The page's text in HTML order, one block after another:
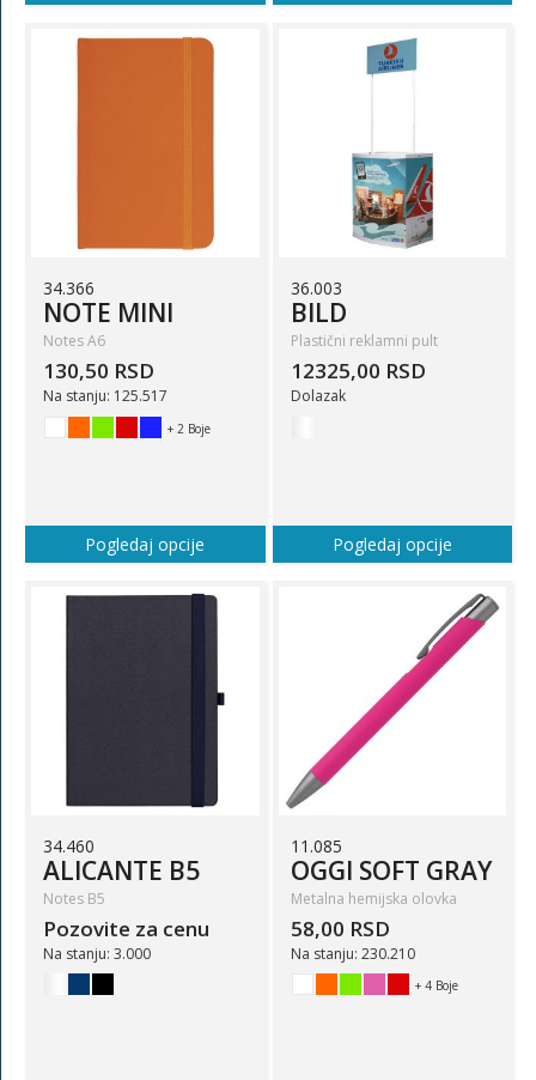
34.366
NOTE MINI
Notes A6
130,50 RSD
Na stanju: 125.517
+ 2 Boje
Pogledaj opcije
36.003
BILD
Plastični reklamni pult
12325,00 RSD
Dolazak
Pogledaj opcije
34.460
ALICANTE B5
Notes B5
Pozovite za cenu
Na stanju: 3.000
11.085
OGGI SOFT GRAY
Metalna hemijska olovka
58,00 RSD
Na stanju: 230.210
+ 4 Boje